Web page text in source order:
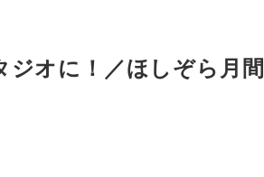
オに！／ほしぞら月間